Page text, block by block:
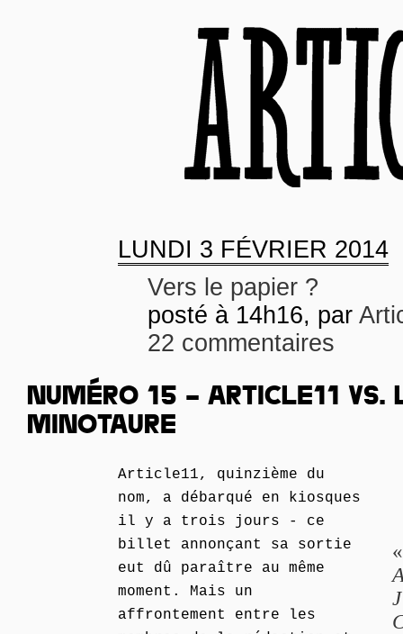
LUNDI 3 FÉVRIER 2014
Vers le papier ?
posté à 14h16, par
22 commentaires
NUMÉRO 15 – ARTICLE11 VS.
MINOTAURE
Article11, quinzième du
nom, a débarqué en kiosques
il y a trois jours - ce
billet annonçant sa sortie
eut dû paraître au même
moment. Mais un
affrontement entre les